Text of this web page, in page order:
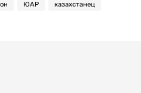
ЮАР казахстанец